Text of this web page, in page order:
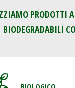
PRODOTTI
BIODEGRADABILI
BIOLOGICO